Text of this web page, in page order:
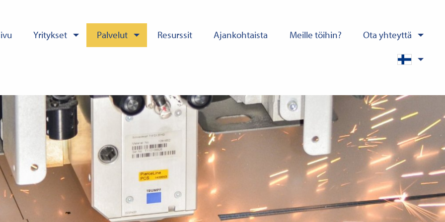
Yritykset Palvelut Resurssit Ajankohtaista Meille töihin? Ota yhteyttä